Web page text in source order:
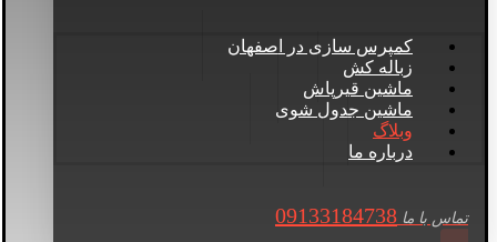
کمپرس سازی در اصفهان
زباله کش
ماشین قیرپاش
ماشین جدول شوی
وبلاگ
درباره ما
تماس با ما 09133184738